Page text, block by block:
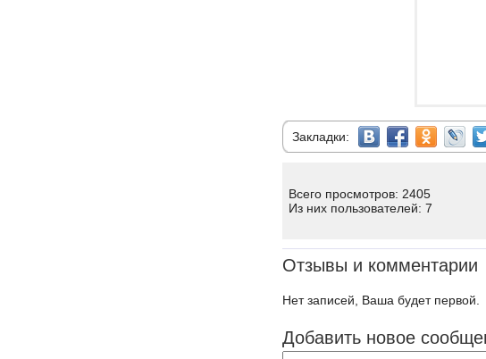
Закладки:
Всего просмотров: 2405
Из них пользователей: 7
Отзывы и комментарии
Нет записей, Ваша будет первой.
Добавить новое